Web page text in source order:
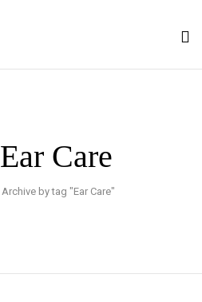
Ear Care
Archive by tag "Ear Care"